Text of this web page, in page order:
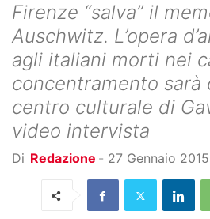
Firenze “salva” il
Auschwitz. L’opera
agli italiani morti nei
concentramento sarà
centro culturale di
video intervista
Di Redazione - 27 Gennaio 2015